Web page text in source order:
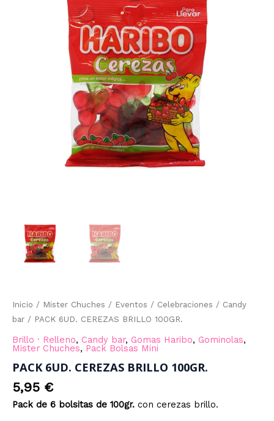
Inicio / Mister Chuches / Eventos / Celebraciones / Candy
bar / PACK 6UD. CEREZAS BRILLO 100GR.
Brillo · Relleno, Candy bar, Gomas Haribo, Gominolas,
Mister Chuches, Pack Bolsas Mini
PACK 6UD. CEREZAS BRILLO 100GR.
5,95 €
Pack de 6 bolsitas de 100gr. con cerezas brillo.